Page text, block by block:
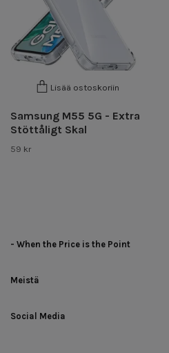
Lisää ostoskoriin
Samsung M55 5G - Extra
Stöttåligt Skal
59 kr
- When the Price is the Point
Meistä
Social Media